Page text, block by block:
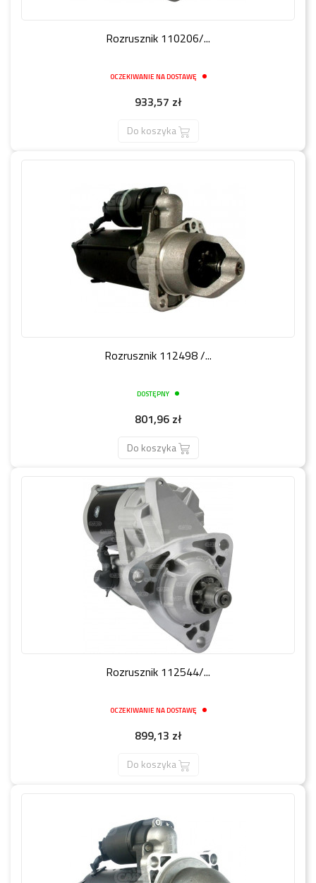
Rozrusznik 110206/...
OCZEKIWANIE NA DOSTAWĘ
Cena
933,57 zł
Do koszyka
Rozrusznik 112498 /...
DOSTĘPNY
Cena
801,96 zł
Do koszyka
Rozrusznik 112544/...
OCZEKIWANIE NA DOSTAWĘ
Cena
899,13 zł
Do koszyka